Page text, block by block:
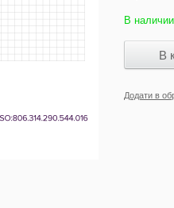
В наличии
Додати в